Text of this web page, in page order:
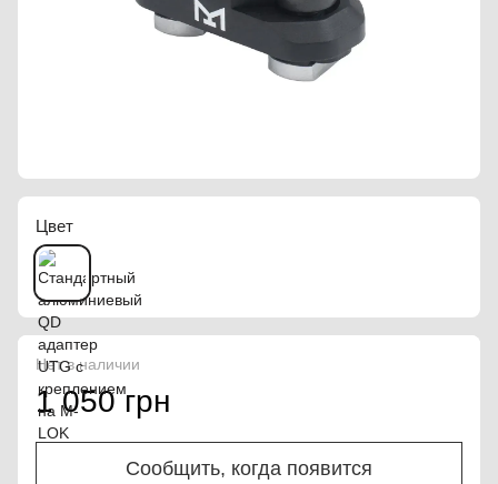
Цвет
Нет в наличии
1 050 грн
Сообщить, когда появится